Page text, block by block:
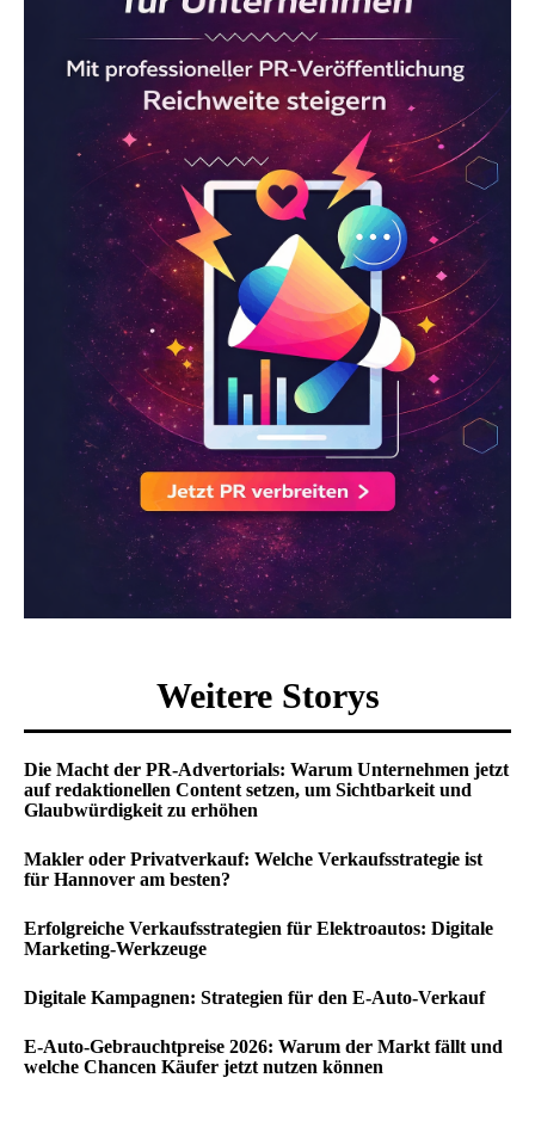
Weitere Storys
Die Macht der PR-Advertorials: Warum Unternehmen jetzt
auf redaktionellen Content setzen, um Sichtbarkeit und
Glaubwürdigkeit zu erhöhen
Makler oder Privatverkauf: Welche Verkaufsstrategie ist
für Hannover am besten?
Erfolgreiche Verkaufsstrategien für Elektroautos: Digitale
Marketing-Werkzeuge
Digitale Kampagnen: Strategien für den E-Auto-Verkauf
E-Auto-Gebrauchtpreise 2026: Warum der Markt fällt und
welche Chancen Käufer jetzt nutzen können